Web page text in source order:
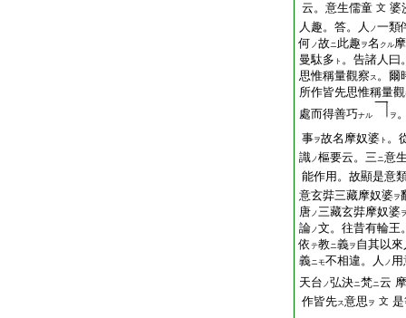
云。意生儒童 文 婆
人趣。答。人 ノ一類
何 ノ故ニ此趣 ヲ名 クル
曼駄多 ト 。告諸人曰
思惟稱量觀察 ス 。爾
所作皆先思惟稱量
處而得善巧ナル ヲ
事ヲ故名摩奴婆 ト 。
識ノ樞要云。三ニ意
能作用。故顯是意
意玄弉三藏摩奴婆ヲ
唐ノ三藏玄弉摩奴婆
論ノ文。往昔有輪王
依 テ教ニ義ヲ 自其以來
義ニモ不相違。人 ノ
天台 ノ弘決ニ梵ニ云 摩
作皆先ス意思 ヲ 文